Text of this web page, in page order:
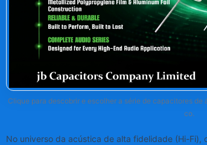
Clique para descobrir e escolher a série de capacitores
co.
No universo da acústica de alta fidelidade (Hi-Fi),